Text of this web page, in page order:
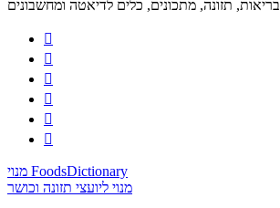
בריאות, תזונה, מתכונים, כלים לדיאטה ומחשבונים






מנוי FoodsDictionary
מנוי ליועצי תזונה וכושר